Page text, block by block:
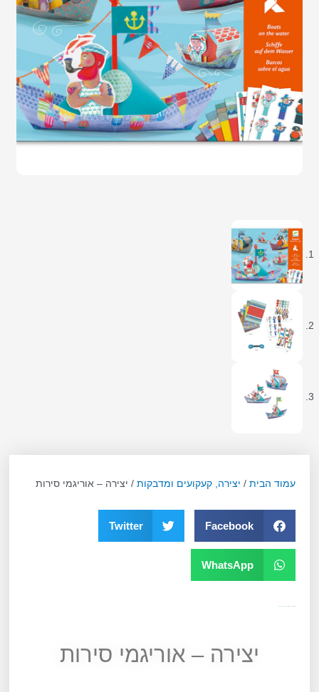
עמוד הבית / יצירה, קעקועים ומדבקות / יצירה – אוריגמי סירות
Facebook
Twitter
WhatsApp
יצירה – אוריגמי סירות